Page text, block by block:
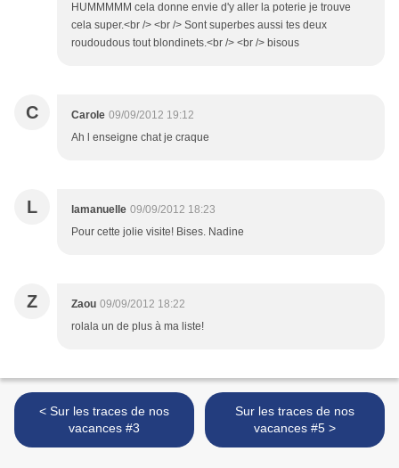
HUMMMMM cela donne envie d'y aller la poterie je trouve
cela super.<br /> <br /> Sont superbes aussi tes deux
roudoudous tout blondinets.<br /> <br /> bisous
C Carole 09/09/2012 19:12
Ah l enseigne chat je craque
L lamanuelle 09/09/2012 18:23
Pour cette jolie visite! Bises. Nadine
Z Zaou 09/09/2012 18:22
rolala un de plus à ma liste!
< Sur les traces de nos
vacances #3
Sur les traces de nos
vacances #5 >